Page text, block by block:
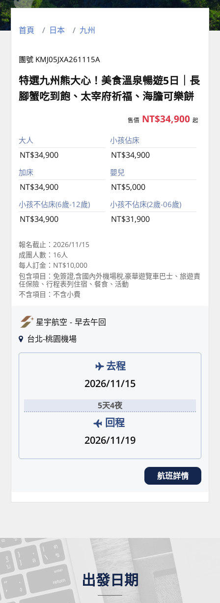
首頁 日本 九州
團號 KMJ05JXA261115A
特選九州熊大心！美食溫泉暢遊5日｜長
腳蟹吃到飽、太宰府祈福、海膽可樂餅
售價 NT$34,900 起
大人
NT$34,900
小孩佔床
NT$34,900
加床
NT$34,900
嬰兒
NT$5,000
小孩不佔床(6歲-12歲)
NT$34,900
小孩不佔床(2歲-06歲)
NT$31,900
報名截止：2026/11/15
成團人數：16人
每人訂金：NT$10,000
包含項目：免簽證,含國內外機場稅,豪華遊覽車巴士、旅遊責
任保險、行程表列住宿、餐食、活動
不含項目：不含小費
星宇航空
早去午回
台北-桃園機場
去程
2026/11/15
5天4夜
回程
2026/11/19
航班詳情
出發日期